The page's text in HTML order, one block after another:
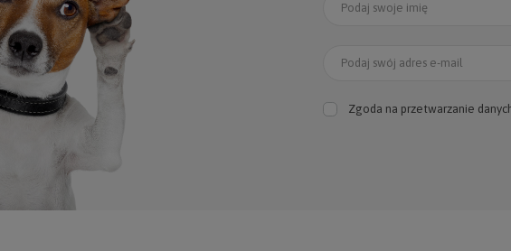
Podaj swoje imię
Podaj swój adres e-mail
Zgoda na przetwarzanie